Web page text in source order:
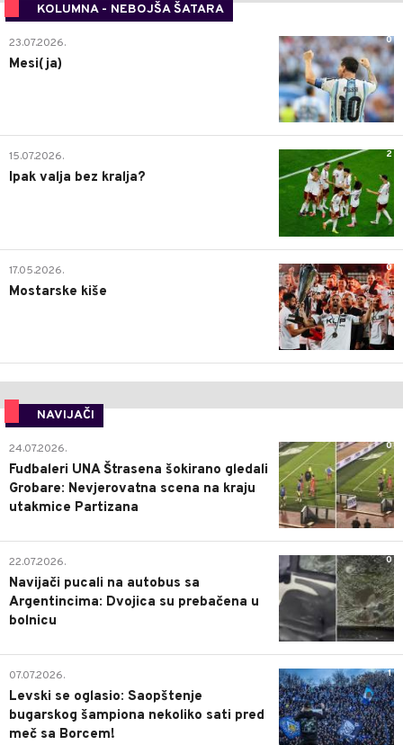
KOLUMNA - NEBOJŠA ŠATARA
0
23.07.2026.
Mesi(ja)
2
15.07.2026.
Ipak valja bez kralja?
0
17.05.2026.
Mostarske kiše
NAVIJAČI
0
24.07.2026.
Fudbaleri UNA Štrasena šokirano gledali
Grobare: Nevjerovatna scena na kraju
utakmice Partizana
0
22.07.2026.
Navijači pucali na autobus sa
Argentincima: Dvojica su prebačena u
bolnicu
1
07.07.2026.
Levski se oglasio: Saopštenje
bugarskog šampiona nekoliko sati pred
meč sa Borcem!